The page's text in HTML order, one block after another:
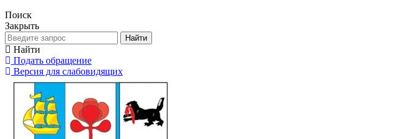
Поиск
Закрыть
Найти
Найти
Подать обращение
Версия для слабовидящих